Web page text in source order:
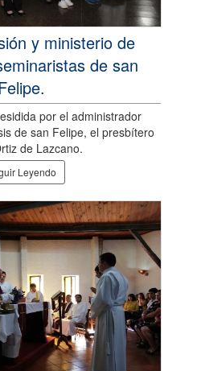
y ministerio de
de san
por el administrador
de san Felipe, el presbítero
de Lazcano.
Leyendo